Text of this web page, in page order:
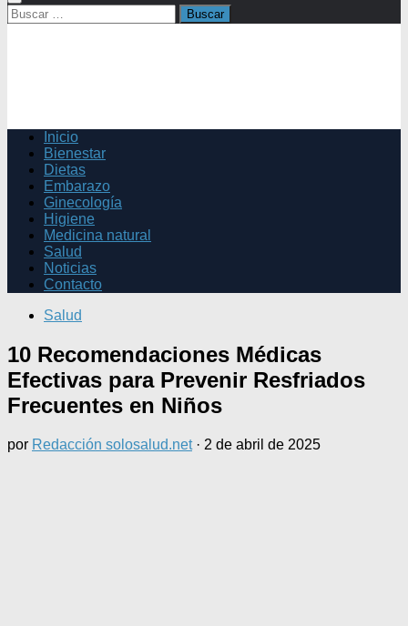
Buscar:
Inicio
Bienestar
Dietas
Embarazo
Ginecología
Higiene
Medicina natural
Salud
Noticias
Contacto
Salud
10 Recomendaciones Médicas
Efectivas para Prevenir Resfriados
Frecuentes en Niños
por Redacción solosalud.net · 2 de abril de 2025